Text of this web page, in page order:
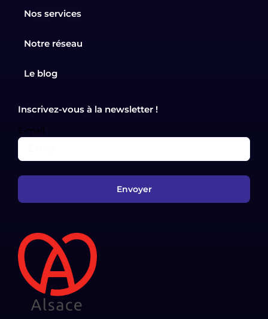
Nos services
Notre réseau
Le blog
Inscrivez-vous à la newsletter !
E-mail
Envoyer